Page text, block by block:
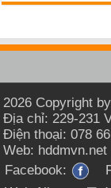
2026 Copyright
Địa chỉ: 229-231
Điện thoại: 078
Web:
Facebook: